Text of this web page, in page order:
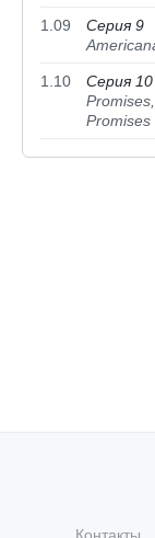
1.09
Серия 9
1.10
Серия 10
Promises,
Promises